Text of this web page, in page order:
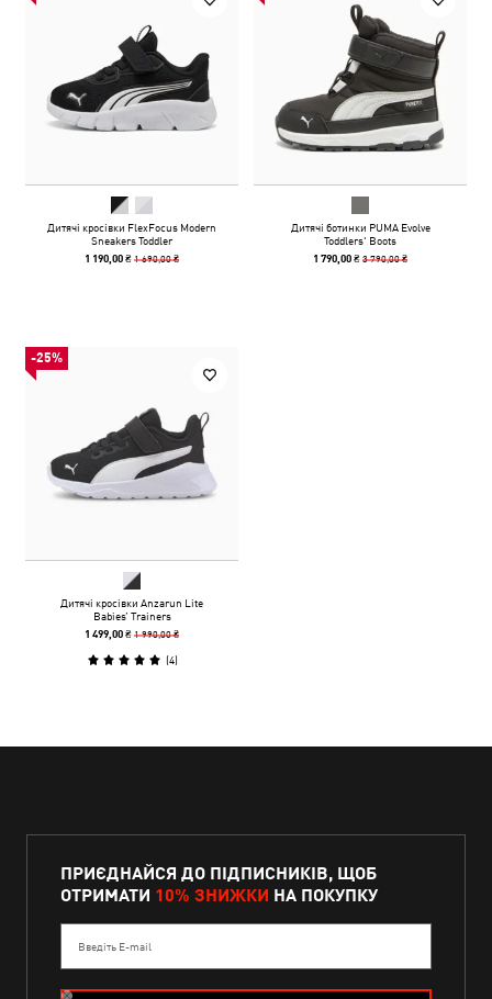
Дитячі кросівки FlexFocus Modern
Sneakers Toddler
1 190,00 ₴1 690,00 ₴
Дитячі ботинки PUMA Evolve
Toddlers' Boots
1 790,00 ₴3 790,00 ₴
-25%
Дитячі кросівки Anzarun Lite
Babies’ Trainers
1 499,00 ₴1 990,00 ₴
(4)
ПРИЄДНАЙСЯ ДО ПІДПИСНИКІВ, ЩОБ
ОТРИМАТИ 10% ЗНИЖКИ НА ПОКУПКУ
Введіть E-mail